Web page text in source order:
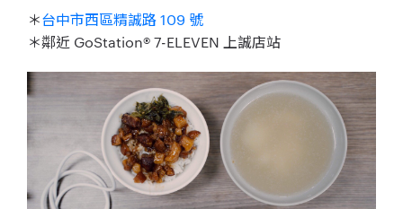
＊台中市西區精誠路 109 號
＊鄰近 GoStation® 7-ELEVEN 上誠店站